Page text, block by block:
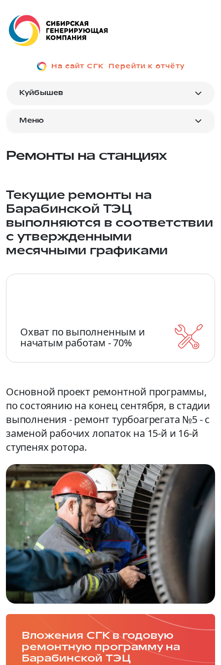
На сайт СГК Перейти к отчёту
Куйбышев
Меню
Ремонты на станциях
Текущие ремонты на
Барабинской ТЭЦ
выполняются в соответствии
с утвержденными
месячными графиками
Охват по выполненным и
начатым работам - 70%
Основной проект ремонтной программы,
по состоянию на конец сентября, в стадии
выполнения - ремонт турбоагрегата №5 - с
заменой рабочих лопаток на 15-й и 16-й
ступенях ротора.
Вложения СГК в годовую
ремонтную программу на
Барабинской ТЭЦ